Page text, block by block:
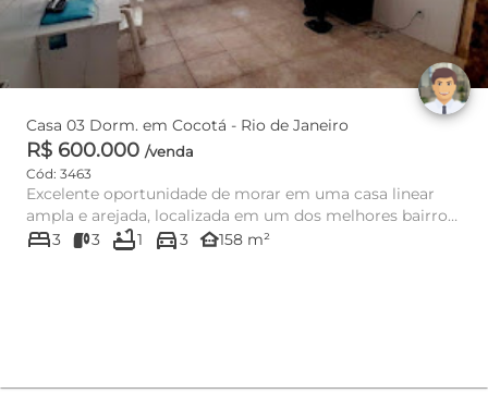
Casa 03 Dorm. em Cocotá - Rio de Janeiro
R$ 600.000 /venda
Cód: 3463
Excelente oportunidade de morar em uma casa linear
ampla e arejada, localizada em um dos melhores bairros
do Cocotá! Est...
bed3 3 bathtub1 directions_car3 other_houses158 m²